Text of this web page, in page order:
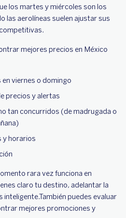
los martes y miércoles son los
las aerolíneas suelen ajustar sus
mejores precios en México
viernes o domingo
precios y alertas
tan concurridos (de madrugada o
y horarios
rara vez funciona en
claro tu destino, adelantar la
inteligente.También puedes evaluar
mejores promociones y